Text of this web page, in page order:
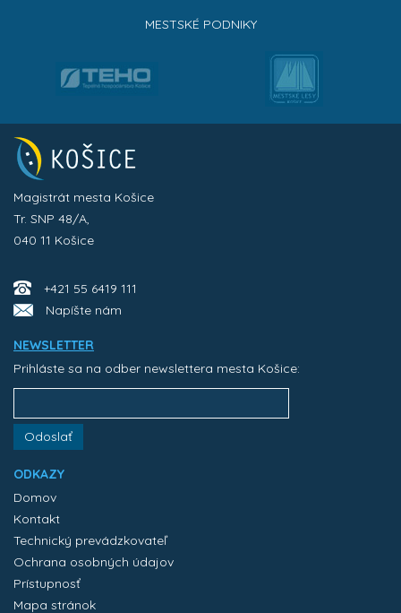
MESTSKÉ PODNIKY
Magistrát mesta Košice
Tr. SNP 48/A,
040 11 Košice
+421 55 6419 111
Napíšte nám
NEWSLETTER
Prihláste sa na odber newslettera mesta Košice:
Odoslať
ODKAZY
Domov
Kontakt
Technický prevádzkovateľ
Ochrana osobných údajov
Prístupnosť
Mapa stránok